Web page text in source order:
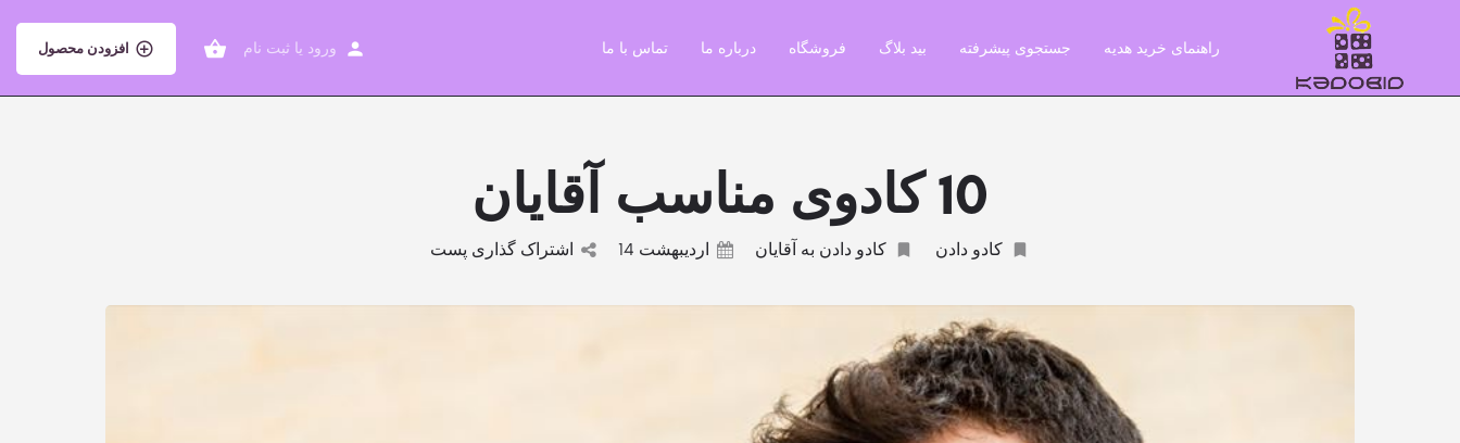
راهنمای خرید هدیه جستجوی پیشرفته بید بلاگ فروشگاه درباره ما تماس با ما ورود یا ثبت نام افزودن محصول
10 کادوی مناسب آقایان
کادو دادن کادو دادن به آقایان اردیبهشت 14 اشتراک گذاری پست